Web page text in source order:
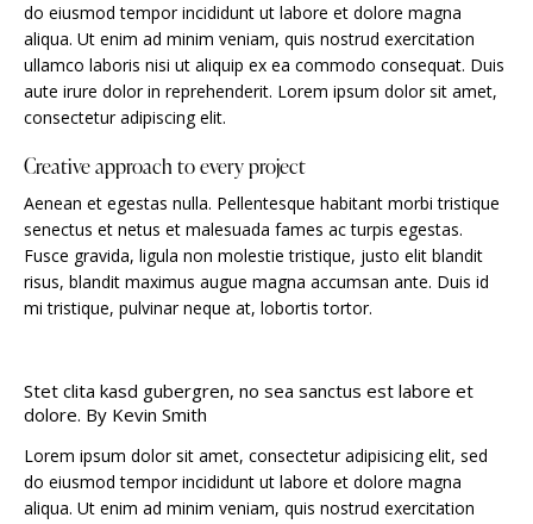
do eiusmod tempor incididunt ut labore et dolore magna
aliqua. Ut enim ad minim veniam, quis nostrud exercitation
ullamco laboris nisi ut aliquip ex ea commodo consequat. Duis
aute irure dolor in reprehenderit. Lorem ipsum dolor sit amet,
consectetur adipiscing elit.
Creative approach to every project
Aenean et egestas nulla. Pellentesque habitant morbi tristique
senectus et netus et malesuada fames ac turpis egestas.
Fusce gravida, ligula non molestie tristique, justo elit blandit
risus, blandit maximus augue magna accumsan ante. Duis id
mi tristique, pulvinar neque at, lobortis tortor.
Stet clita kasd gubergren, no sea sanctus est labore et
dolore. By Kevin Smith
Lorem ipsum dolor sit amet, consectetur adipisicing elit, sed
do eiusmod tempor incididunt ut labore et dolore magna
aliqua. Ut enim ad minim veniam, quis nostrud exercitation